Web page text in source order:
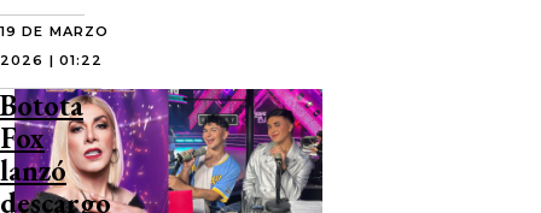
19 DE MARZO
2026 | 01:22
Botota
Fox
lanzó
descargo